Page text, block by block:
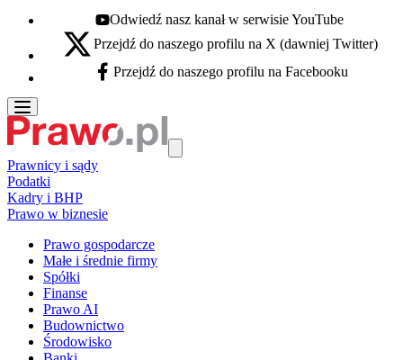
Youtube - otwiera się w nowej karcie
Odwiedź nasz kanał w serwisie YouTube
X - otwiera się w nowej karcie
Przejdź do naszego profilu na X (dawniej Twitter)
Facebook - otwiera się w nowej karcie
Przejdź do naszego profilu na Facebooku
Prawnicy i sądy
Podatki
Kadry i BHP
Prawo w biznesie
Prawo gospodarcze
Małe i średnie firmy
Spółki
Finanse
Prawo AI
Budownictwo
Środowisko